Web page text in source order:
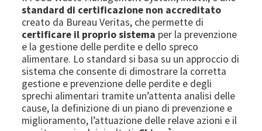
standard di certificazione non accreditato
creato da Bureau Veritas, che permette di
certificare il proprio sistema per la prevenzione
e la gestione delle perdite e dello spreco
alimentare. Lo standard si basa su un approccio di
sistema che consente di dimostrare la corretta
gestione e prevenzione delle perdite e degli
sprechi alimentari tramite un’attenta analisi delle
cause, la definizione di un piano di prevenzione e
miglioramento, l’attuazione delle relave azioni e il